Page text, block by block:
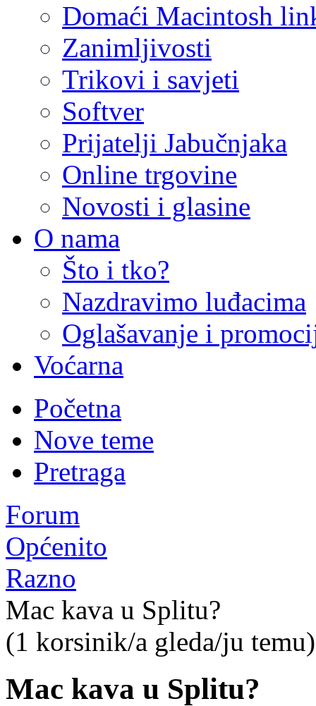
Domaći Macintosh
Zanimljivosti
Trikovi i savjeti
Softver
Prijatelji Jabučnjaka
Online trgovine
Novosti i glasine
O nama
Što i tko?
Nazdravimo luđacima
Oglašavanje i
Voćarna
Početna
Nove teme
Pretraga
Forum
Općenito
Razno
Mac kava u Splitu?
(1 korsinik/a gleda/ju
Mac kava u Splitu?